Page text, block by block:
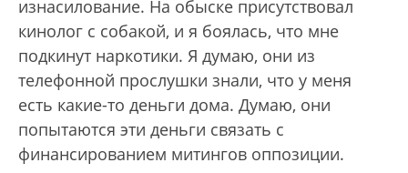
изнасилование. На обыске присутствовал
кинолог с собакой, и я боялась, что мне
подкинут наркотики. Я думаю, они из
телефонной прослушки знали, что у меня
есть какие-то деньги дома. Думаю, они
попытаются эти деньги связать с
финансированием митингов оппозиции.